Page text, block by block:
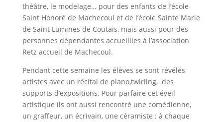
théâtre, le modelage… pour des enfants de l’école
Saint Honoré de Machecoul et de l’école Sainte Marie
de Saint Lumines de Coutais, mais aussi pour des
personnes dépendantes accueillies à l’association
Retz accueil de Machecoul.
Pendant cette semaine les élèves se sont révélés
artistes avec un récital de piano,twirling, des
supports d’expositions. Pour parfaire cet éveil
artistique ils ont aussi rencontré une comédienne,
un graffeur, un écrivain, une céramiste : à chaque